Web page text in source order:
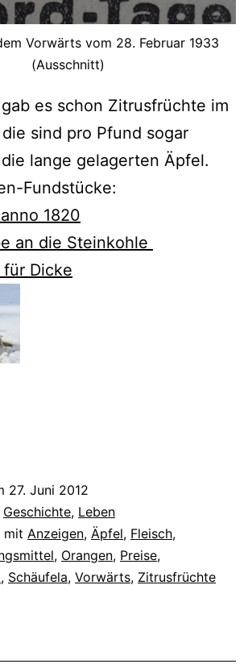
Vorwärts vom 28. Februar 1933
(Ausschnitt)
es schon Zitrusfrüchte im
sind pro Pfund sogar
lange gelagerten Äpfel.
Fundstücke:
1820
an die Steinkohle
Dicke
27. Juni 2012
Geschichte, Leben
mit Anzeigen, Äpfel, Fleisch,
, Orangen, Preise,
, Schäufela, Vorwärts, Zitrusfrüchte